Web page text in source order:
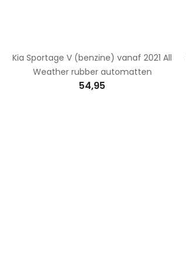
Kia Sportage V (benzine) vanaf 2021 All
Weather rubber automatten
54,95